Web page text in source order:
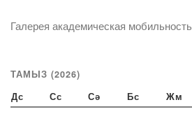
Галерея академическая мобильность
ТАМЫЗ (2026)
Дс Сс Сә Бс Жм